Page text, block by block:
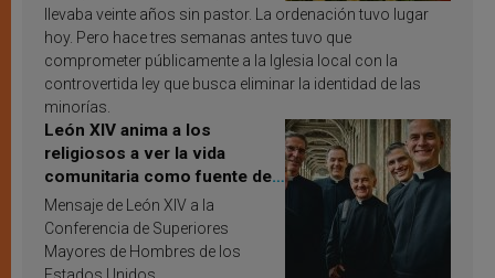
llevaba veinte años sin pastor. La ordenación tuvo lugar
hoy. Pero hace tres semanas antes tuvo que
comprometer públicamente a la Iglesia local con la
controvertida ley que busca eliminar la identidad de las
minorías.
León XIV anima a los
religiosos a ver la vida
comunitaria como fuente de
inspiración y santificación
Mensaje de León XIV a la
Conferencia de Superiores
Mayores de Hombres de los